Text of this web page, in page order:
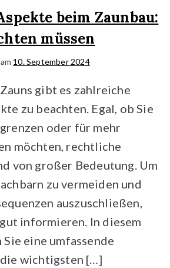
beim Zaunbau:
müssen
10. September 2024
gibt es zahlreiche
zu beachten. Egal, ob Sie
oder für mehr
möchten, rechtliche
von großer Bedeutung. Um
zu vermeiden und
auszuschließen,
informieren. In diesem
eine umfassende
wichtigsten […]